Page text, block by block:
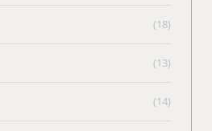
(18)
(13)
(14)